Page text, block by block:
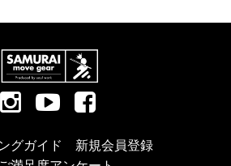
グガイド
新規会員登録